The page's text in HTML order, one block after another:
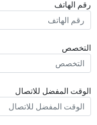
للاتصال